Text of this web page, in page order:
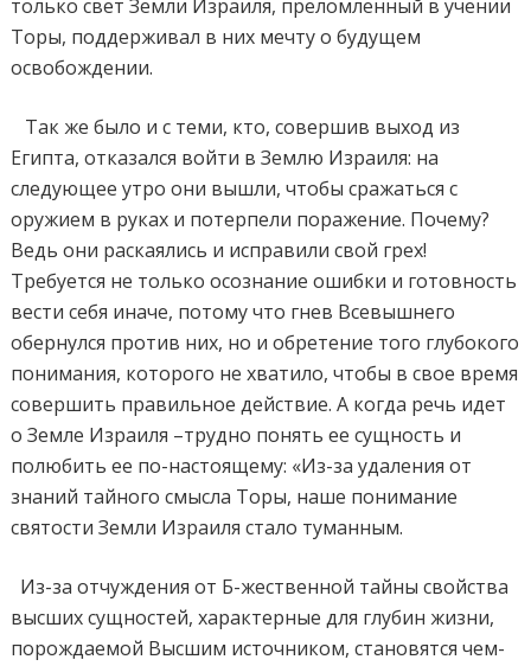
только свет Земли Израиля, преломленный в учении
Торы, поддерживал в них мечту о будущем
освобождении.
Так же было и с теми, кто, совершив выход из
Египта, отказался войти в Землю Израиля: на
следующее утро они вышли, чтобы сражаться с
оружием в руках и потерпели поражение. Почему?
Ведь они раскаялись и исправили свой грех!
Требуется не только осознание ошибки и готовность
вести себя иначе, потому что гнев Всевышнего
обернулся против них, но и обретение того глубокого
понимания, которого не хватило, чтобы в свое время
совершить правильное действие. А когда речь идет
о Земле Израиля –трудно понять ее сущность и
полюбить ее по-настоящему: «Из-за удаления от
знаний тайного смысла Торы, наше понимание
святости Земли Израиля стало туманным.
Из-за отчуждения от Б-жественной тайны свойства
высших сущностей, характерные для глубин жизни,
порождаемой Высшим источником, становятся чем-